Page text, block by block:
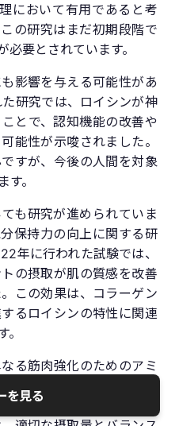
において有用であると考
の研究はまだ初期段階で
要とされています。
影響を与える可能性があ
研究では、ロイシンが神
とで、認知機能の改善や
能性が示唆されました。
すが、今後の人間を対象
。
も研究が進められていま
保持力の向上に関する研
年に行われた試験では、
の摂取が肌の質感を改善
この効果は、コラーゲン
るロイシンの特性に関連
る筋肉強化のためのアミ
。しかし、これらの効果
を見る